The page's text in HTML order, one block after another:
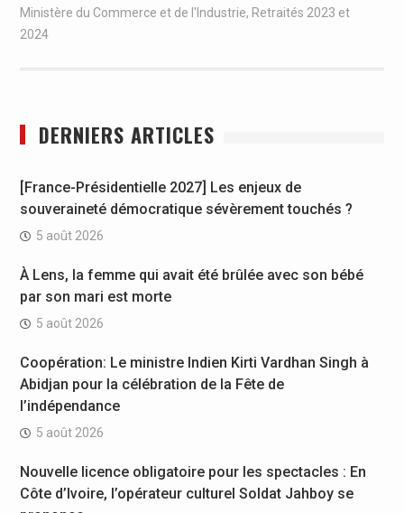
Ministère du Commerce et de l'Industrie, Retraités 2023 et
2024
DERNIERS ARTICLES
[France-Présidentielle 2027] Les enjeux de
souveraineté démocratique sévèrement touchés ?
5 août 2026
À Lens, la femme qui avait été brûlée avec son bébé
par son mari est morte
5 août 2026
Coopération: Le ministre Indien Kirti Vardhan Singh à
Abidjan pour la célébration de la Fête de
l’indépendance
5 août 2026
Nouvelle licence obligatoire pour les spectacles : En
Côte d’Ivoire, l’opérateur culturel Soldat Jahboy se